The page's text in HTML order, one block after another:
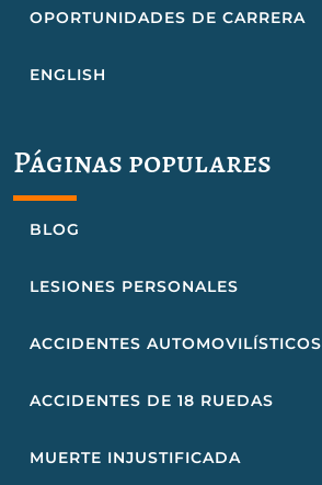
OPORTUNIDADES DE CARRERA
ENGLISH
Páginas populares
BLOG
LESIONES PERSONALES
ACCIDENTES AUTOMOVILÍSTICOS
ACCIDENTES DE 18 RUEDAS
MUERTE INJUSTIFICADA